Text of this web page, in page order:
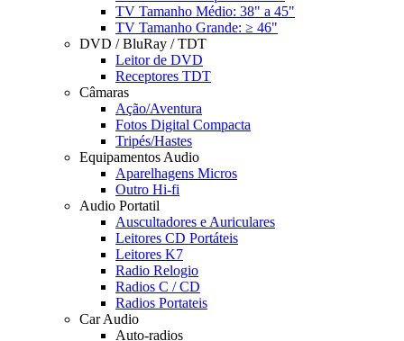
TV Tamanho Médio: 38" a 45"
TV Tamanho Grande: ≥ 46"
DVD / BluRay / TDT
Leitor de DVD
Receptores TDT
Câmaras
Ação/Aventura
Fotos Digital Compacta
Tripés/Hastes
Equipamentos Audio
Aparelhagens Micros
Outro Hi-fi
Audio Portatil
Auscultadores e Auriculares
Leitores CD Portáteis
Leitores K7
Radio Relogio
Radios C / CD
Radios Portateis
Car Audio
Auto-radios